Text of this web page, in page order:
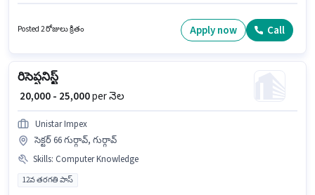
తప్పనిసరిగా 12వ తరగతి పాస్ డిగ్రీ/సర్టిఫికెట్ కలిగి ఉండాలి. ఈ ఉద్యోగానికి అర్హత
పొందేందుకు అభ్యర్థికి Customer Handling వంటి నైపుణ్యాలు ఉండాలి.
Posted 2 రోజులు క్రితం Apply now Call
రిసెప్షనిస్ట్
₹ 20,000 - 25,000per నెల
Unistar Impex
సెక్టర్ 66 గుర్గావ్, గుర్గావ్
Skills: Computer Knowledge
12వ తరగతి పాస్